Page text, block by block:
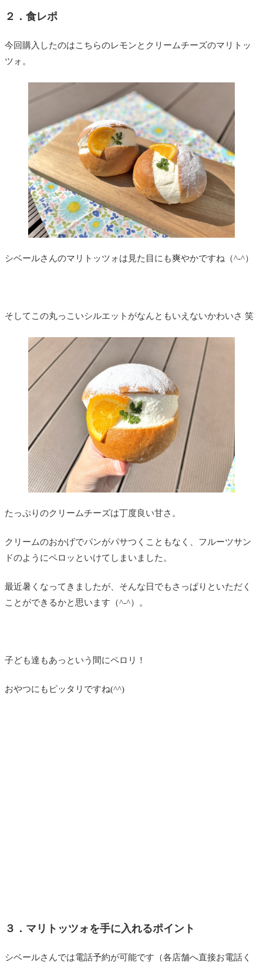
２．食レポ
今回購入したのはこちらのレモンとクリームチーズのマリトッ
ツォ。
シベールさんのマリトッツォは見た目にも爽やかですね（^-^）
そしてこの丸っこいシルエットがなんともいえないかわいさ 笑
たっぷりのクリームチーズは丁度良い甘さ。
クリームのおかげでパンがパサつくこともなく、フルーツサン
ドのようにペロッといけてしまいました。
最近暑くなってきましたが、そんな日でもさっぱりといただく
ことができるかと思います（^-^）。
子ども達もあっという間にペロリ！
おやつにもピッタリですね(^^)
３．マリトッツォを手に入れるポイント
シベールさんでは電話予約が可能です（各店舗へ直接お電話く